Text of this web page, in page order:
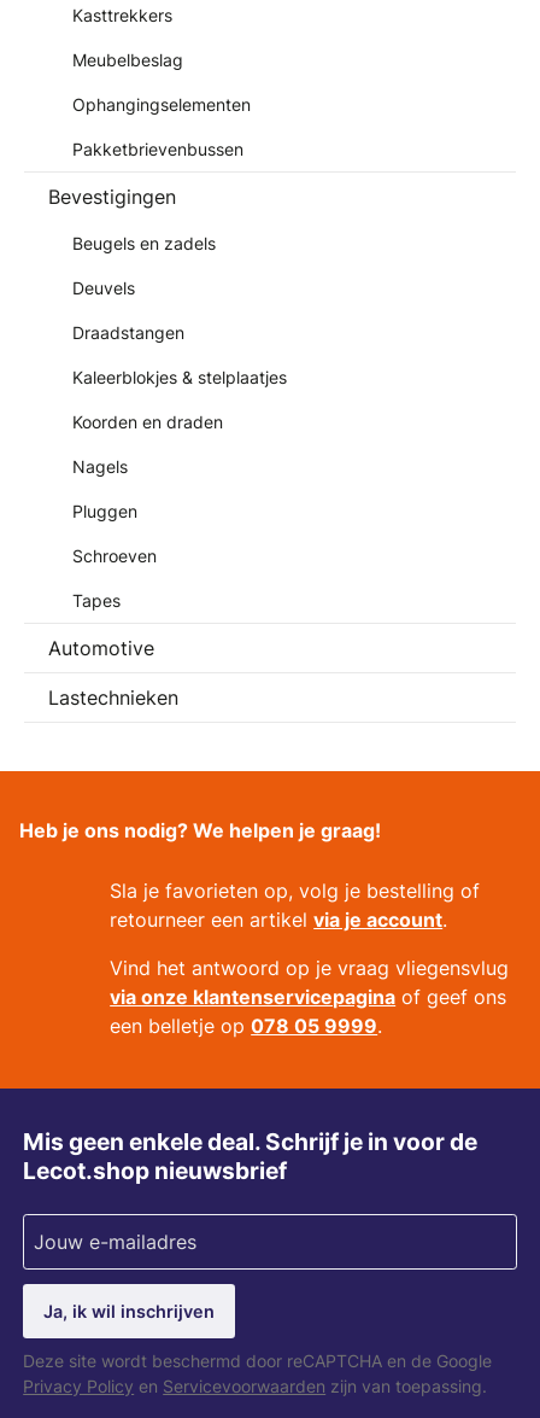
Kasttrekkers
Meubelbeslag
Ophangingselementen
Pakketbrievenbussen
Bevestigingen
Beugels en zadels
Deuvels
Draadstangen
Kaleerblokjes & stelplaatjes
Koorden en draden
Nagels
Pluggen
Schroeven
Tapes
Automotive
Lastechnieken
Heb je ons nodig? We helpen je graag!
Sla je favorieten op, volg je bestelling of
retourneer een artikelvia je account.
Vind het antwoord op je vraag vliegensvlug
via onze klantenservicepagina of geef ons
een belletje op078 05 9999.
Mis geen enkele deal. Schrijf je in voor de
Lecot.shop nieuwsbrief
Ja, ik wil inschrijven
Deze site wordt beschermd door reCAPTCHA en de Google
Privacy Policy en Servicevoorwaarden zijn van toepassing.